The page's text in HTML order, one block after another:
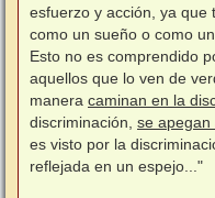
esfuerzo y acción, ya que
como un sueño o como
Esto no es comprendido
aquellos que lo ven de
manera caminan en la
discriminación, se apegan
es visto por la
reflejada en un espejo..."